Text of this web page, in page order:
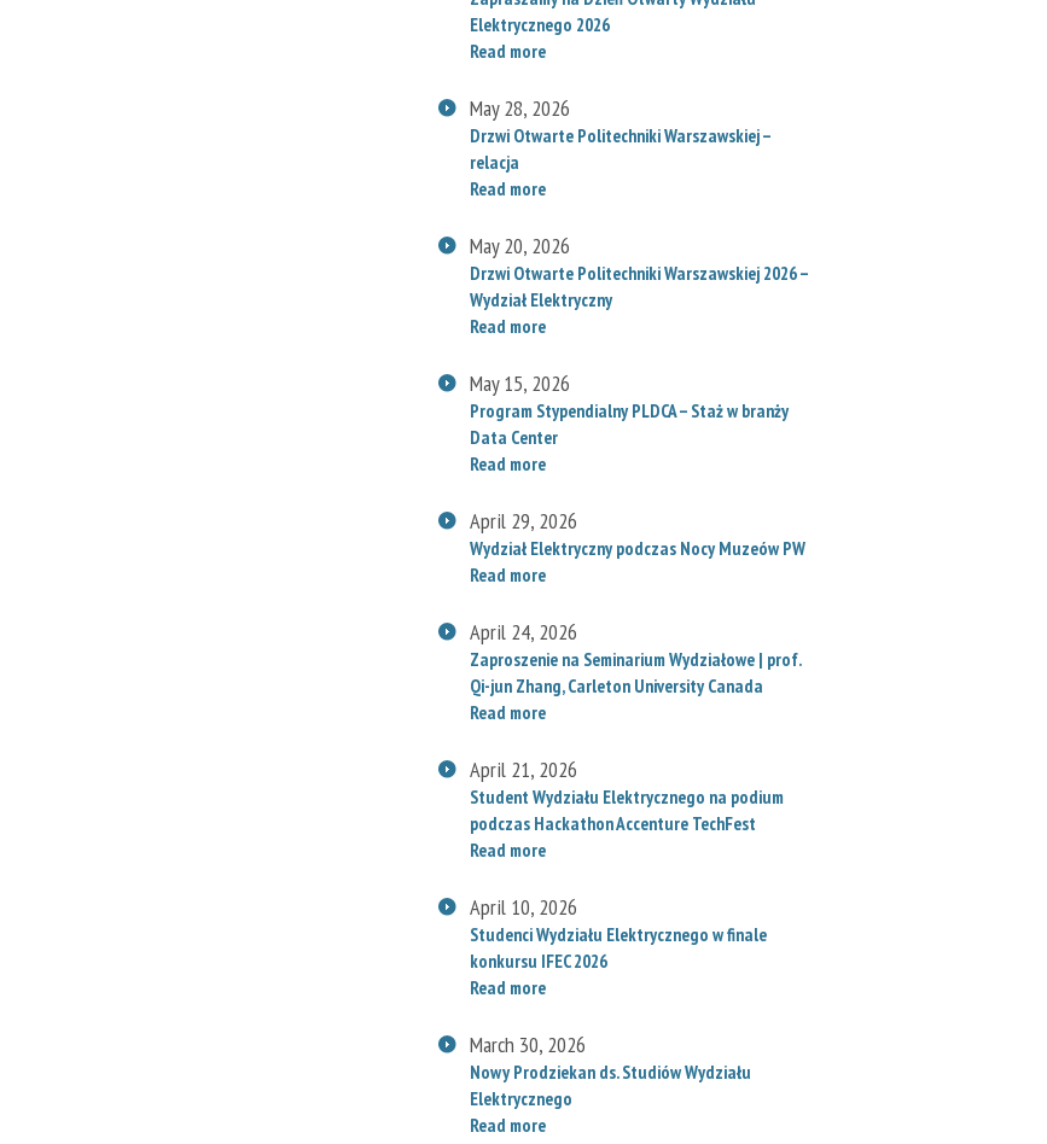
Elektrycznego 2026
Read more
May 28, 2026
Drzwi Otwarte Politechniki Warszawskiej –
relacja
Read more
May 20, 2026
Drzwi Otwarte Politechniki Warszawskiej 2026 –
Wydział Elektryczny
Read more
May 15, 2026
Program Stypendialny PLDCA – Staż w branży
Data Center
Read more
April 29, 2026
Wydział Elektryczny podczas Nocy Muzeów PW
Read more
April 24, 2026
Zaproszenie na Seminarium Wydziałowe | prof.
Qi-jun Zhang, Carleton University Canada
Read more
April 21, 2026
Student Wydziału Elektrycznego na podium
podczas Hackathon Accenture TechFest
Read more
April 10, 2026
Studenci Wydziału Elektrycznego w finale
konkursu IFEC 2026
Read more
March 30, 2026
Nowy Prodziekan ds. Studiów Wydziału
Elektrycznego
Read more